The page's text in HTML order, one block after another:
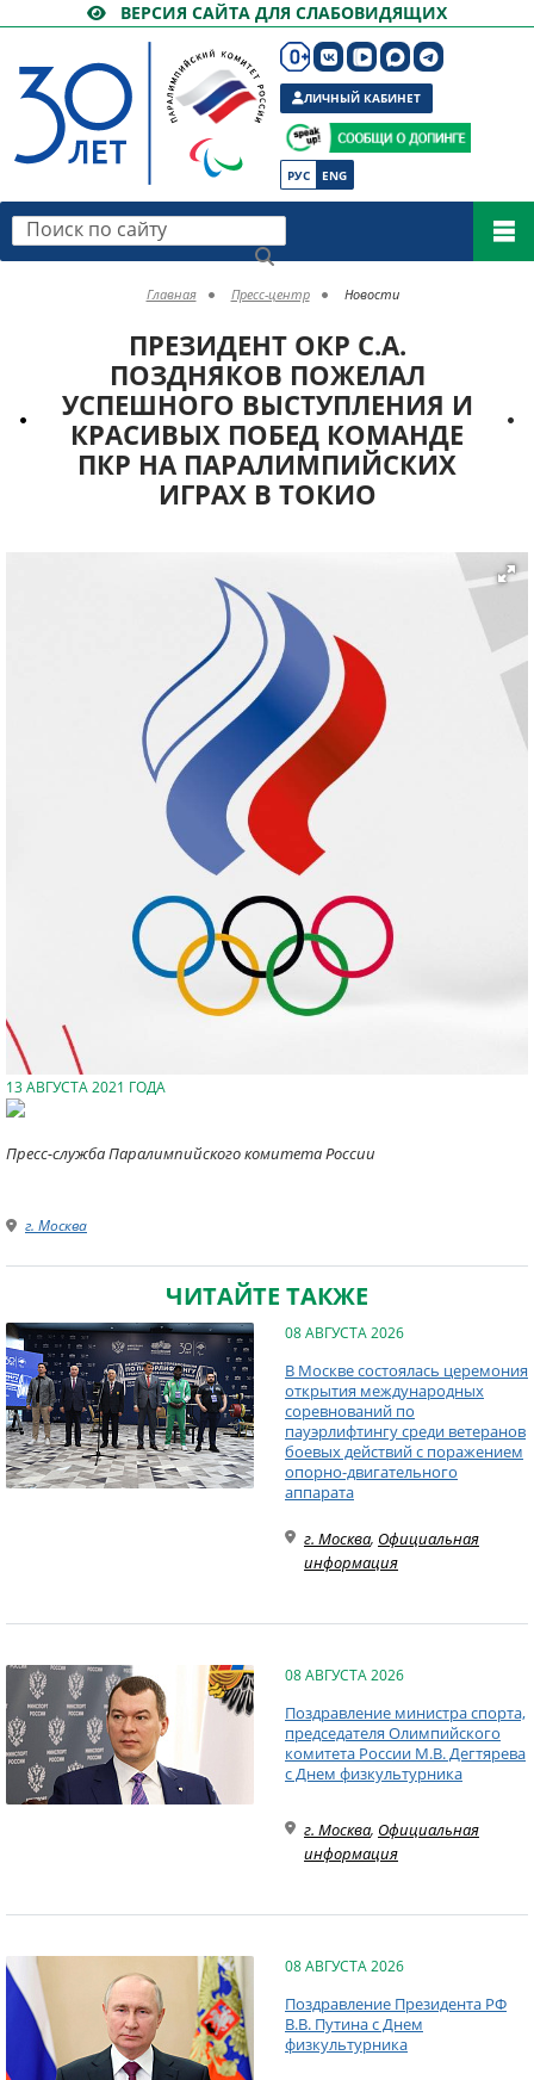
ВЕРСИЯ САЙТА ДЛЯ СЛАБОВИДЯЩИХ
РУС ENG
ЛИЧНЫЙ КАБИНЕТ
Поиск по сайту
Главная Пресс-центр Новости
ПРЕЗИДЕНТ ОКР С.А.
ПОЗДНЯКОВ ПОЖЕЛАЛ
УСПЕШНОГО ВЫСТУПЛЕНИЯ И
КРАСИВЫХ ПОБЕД КОМАНДЕ
ПКР НА ПАРАЛИМПИЙСКИХ
ИГРАХ В ТОКИО
13 АВГУСТА 2021 ГОДА
Пресс-служба Паралимпийского комитета России
г. Москва
ЧИТАЙТЕ ТАКЖЕ
08 АВГУСТА 2026
В Москве состоялась церемония
открытия международных
соревнований по
пауэрлифтингу среди ветеранов
боевых действий с поражением
опорно-двигательного
аппарата
г. Москва, Официальная
информация
08 АВГУСТА 2026
Поздравление министра спорта,
председателя Олимпийского
комитета России М.В. Дегтярева
с Днем физкультурника
г. Москва, Официальная
информация
08 АВГУСТА 2026
Поздравление Президента РФ
В.В. Путина с Днем
физкультурника